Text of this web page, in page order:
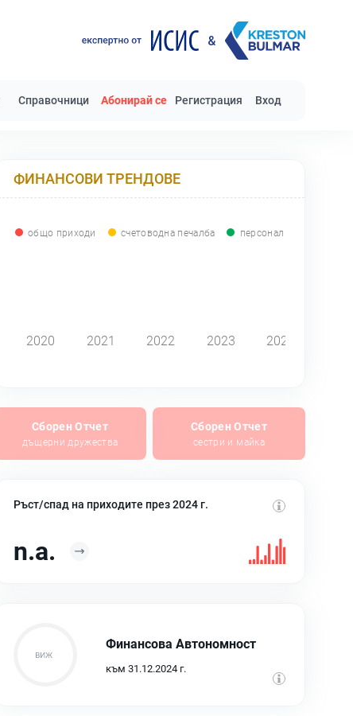
Справочници Абонирай се Регистрация Вход
ФИНАНСОВИ ТРЕНДОВЕ
общо приходи счетоводна печалба персонал
2020 2021 2022 2023 2024
Сборен Отчет
дъщерни дружества
Сборен Отчет
сестри и майка
Ръст/спад на приходите през 2024 г.
n.a.
Финансова Автономност
към 31.12.2024 г.